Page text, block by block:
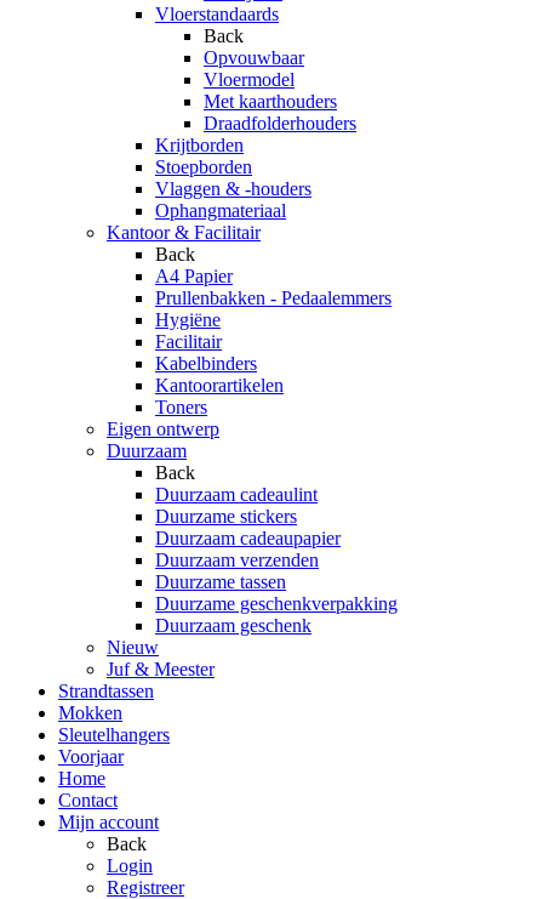
Vloerstandaards
Back
Opvouwbaar
Vloermodel
Met kaarthouders
Draadfolderhouders
Krijtborden
Stoepborden
Vlaggen & -houders
Ophangmateriaal
Kantoor & Facilitair
Back
A4 Papier
Prullenbakken - Pedaalemmers
Hygiëne
Facilitair
Kabelbinders
Kantoorartikelen
Toners
Eigen ontwerp
Duurzaam
Back
Duurzaam cadeaulint
Duurzame stickers
Duurzaam cadeaupapier
Duurzaam verzenden
Duurzame tassen
Duurzame geschenkverpakking
Duurzaam geschenk
Nieuw
Juf & Meester
Strandtassen
Mokken
Sleutelhangers
Voorjaar
Home
Contact
Mijn account
Back
Login
Registreer